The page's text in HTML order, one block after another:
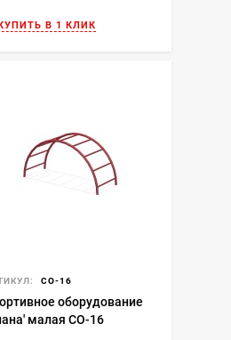
В 1 КЛИК
СО-16
оборудование
малая СО-16